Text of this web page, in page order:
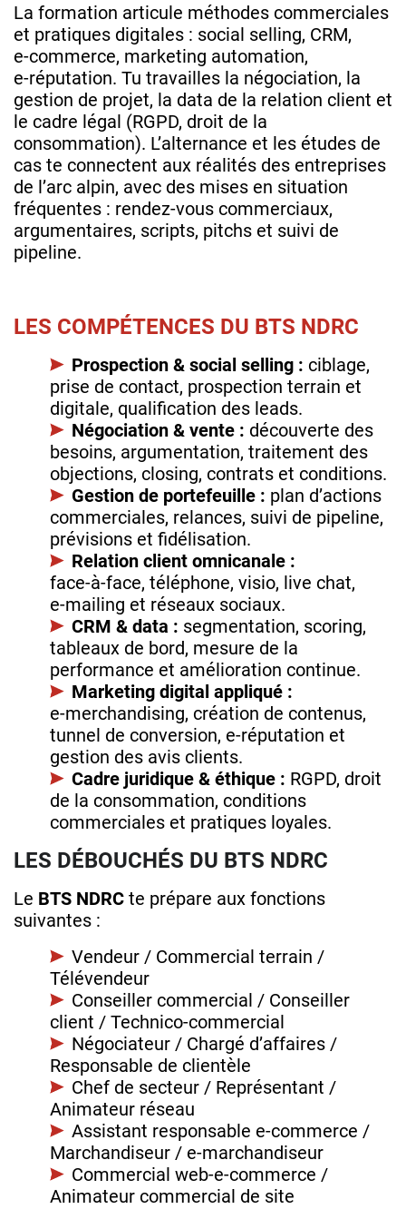
La formation articule méthodes commerciales
et pratiques digitales : social selling, CRM,
e‑commerce, marketing automation,
e‑réputation. Tu travailles la négociation, la
gestion de projet, la data de la relation client et
le cadre légal (RGPD, droit de la
consommation). L’alternance et les études de
cas te connectent aux réalités des entreprises
de l’arc alpin, avec des mises en situation
fréquentes : rendez‑vous commerciaux,
argumentaires, scripts, pitchs et suivi de
pipeline.
LES COMPÉTENCES DU BTS NDRC
Prospection & social selling : ciblage,
prise de contact, prospection terrain et
digitale, qualification des leads.
Négociation & vente : découverte des
besoins, argumentation, traitement des
objections, closing, contrats et conditions.
Gestion de portefeuille : plan d’actions
commerciales, relances, suivi de pipeline,
prévisions et fidélisation.
Relation client omnicanale :
face‑à‑face, téléphone, visio, live chat,
e‑mailing et réseaux sociaux.
CRM & data : segmentation, scoring,
tableaux de bord, mesure de la
performance et amélioration continue.
Marketing digital appliqué :
e‑merchandising, création de contenus,
tunnel de conversion, e‑réputation et
gestion des avis clients.
Cadre juridique & éthique : RGPD, droit
de la consommation, conditions
commerciales et pratiques loyales.
LES DÉBOUCHÉS DU BTS NDRC
Le BTS NDRC te prépare aux fonctions
suivantes :
Vendeur / Commercial terrain /
Télévendeur
Conseiller commercial / Conseiller
client / Technico‑commercial
Négociateur / Chargé d’affaires /
Responsable de clientèle
Chef de secteur / Représentant /
Animateur réseau
Assistant responsable e‑commerce /
Marchandiseur / e‑marchandiseur
Commercial web‑e‑commerce /
Animateur commercial de site